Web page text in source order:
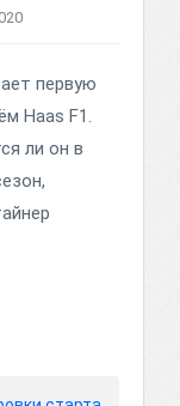
первую
Haas F1.
ли он в